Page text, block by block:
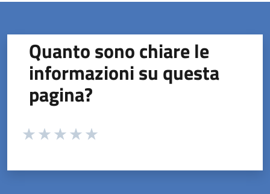
Quanto sono chiare le
informazioni su questa
pagina?
Valuta da 1 a 5 stelle la pagina